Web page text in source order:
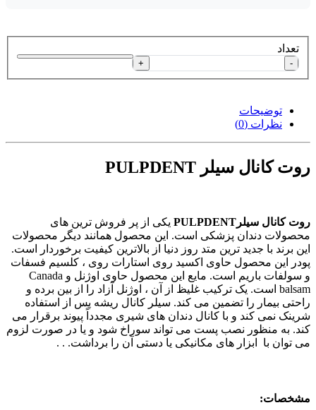
تعداد
-
+
توضیحات
نظرات (0)
روت کانال سیلر PULPDENT
روت کانال سیلرPULPDENT
یکی از پر فروش ترین های
محصولات دندان پزشکی است. این محصول همانند دیگر محصولات
این برند با جدید ترین متد روز دنیا از بالاترین کیفیت برخوردار است.
پودر این محصول حاوی اکسید روی استارات روی ، کلسیم فسفات
و سولفات باریم است. مایع این محصول حاوی اوژنل و Canada
balsam است. یک ترکیب غلیظ از آن ، اوژنل آزاد را از بین برده و
راحتی بیمار را تضمین می کند. سیلر کانال ریشه پس از استفاده
شرینک نمی کند و با کانال دندان های شیری مجدداً پیوند برقرار می
کند. به منظور نصب پست می تواند سوراخ شود و یا در صورت لزوم
می توان با ابزار های مکانیکی یا دستی آن را برداشت. . .
مشخصات: